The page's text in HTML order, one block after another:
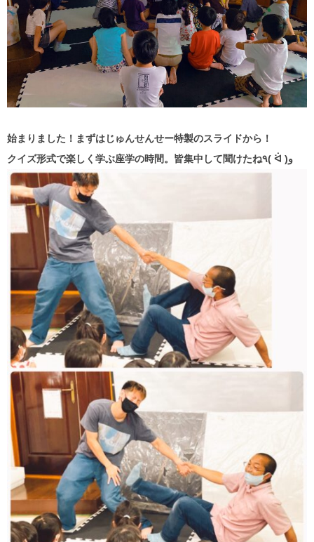
始まりました！まずはじゅんせんせー特製のスライドから！
クイズ形式で楽しく学ぶ座学の時間。皆集中して聞けたね٩( ᐛ )و